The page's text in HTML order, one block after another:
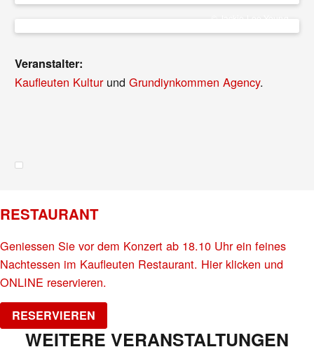
Veranstalter:
Kaufleuten KulturundGrundiynkommen Agency.
RESTAURANT
Geniessen Sie vor dem Konzert ab 18.10 Uhr ein feines
Nachtessen im Kaufleuten Restaurant. Hier klicken und
ONLINE reservieren.
RESERVIEREN
WEITERE VERANSTALTUNGEN